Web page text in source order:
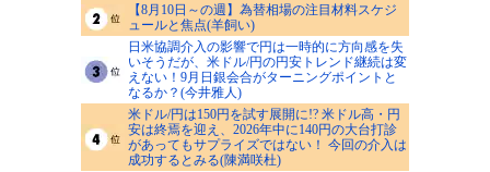
【8月10日～の週】為替相場の注目材料スケジ
ュールと焦点(羊飼い)
日米協調介入の影響で円は一時的に方向感を失
いそうだが、米ドル/円の円安トレンド継続は変
えない！9月日銀会合がターニングポイントと
なるか？(今井雅人)
米ドル/円は150円を試す展開に!? 米ドル高・円
安は終焉を迎え、2026年中に140円の大台打診
があってもサプライズではない！ 今回の介入は
成功するとみる(陳満咲杜)